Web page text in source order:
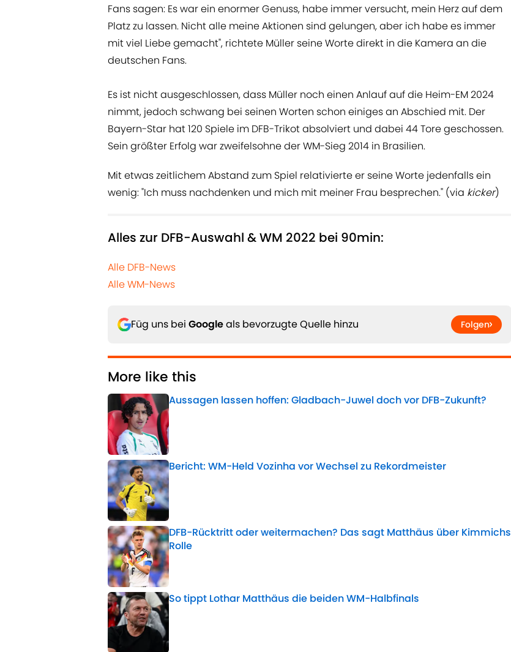
Fans sagen: Es war ein enormer Genuss, habe immer versucht, mein Herz auf dem
Platz zu lassen. Nicht alle meine Aktionen sind gelungen, aber ich habe es immer
mit viel Liebe gemacht", richtete Müller seine Worte direkt in die Kamera an die
deutschen Fans.
Es ist nicht ausgeschlossen, dass Müller noch einen Anlauf auf die Heim-EM 2024
nimmt, jedoch schwang bei seinen Worten schon einiges an Abschied mit. Der
Bayern-Star hat 120 Spiele im DFB-Trikot absolviert und dabei 44 Tore geschossen.
Sein größter Erfolg war zweifelsohne der WM-Sieg 2014 in Brasilien.
Mit etwas zeitlichem Abstand zum Spiel relativierte er seine Worte jedenfalls ein
wenig: "Ich muss nachdenken und mich mit meiner Frau besprechen." (via kicker)
Alles zur DFB-Auswahl & WM 2022 bei 90min:
Alle DFB-News
Alle WM-News
Füg uns bei Googleals bevorzugte Quelle hinzu Folgen
More like this
Aussagen lassen hoffen: Gladbach-Juwel doch vor DFB-Zukunft?
Published by on Invalid Date
Bericht: WM-Held Vozinha vor Wechsel zu Rekordmeister
Published by on Invalid Date
DFB-Rücktritt oder weitermachen? Das sagt Matthäus über Kimmichs
Rolle
Published by on Invalid Date
So tippt Lothar Matthäus die beiden WM-Halbfinals